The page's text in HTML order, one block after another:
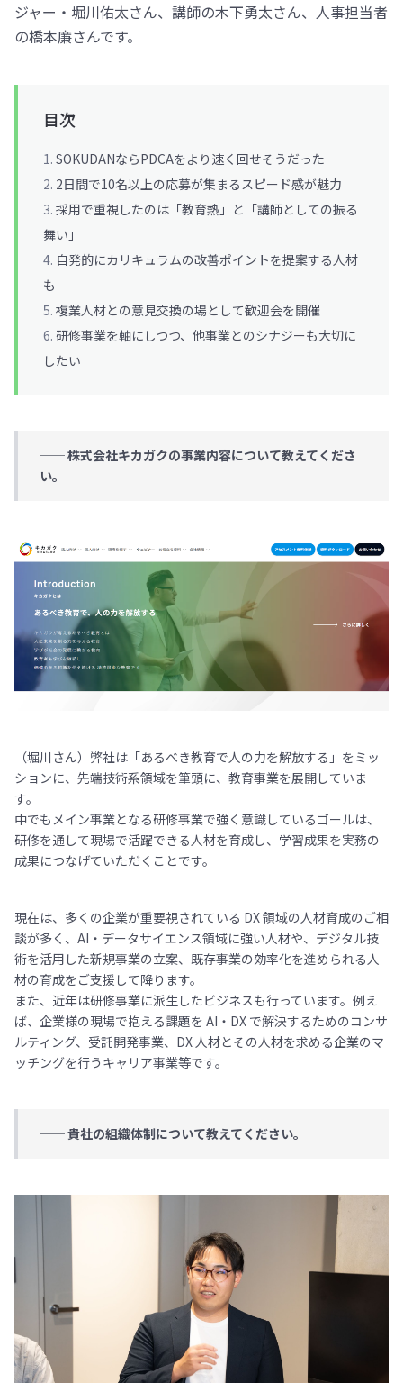
ジャー・堀川佑太さん、講師の木下勇太さん、人事担当者
の橋本廉さんです。
目次
SOKUDANならPDCAをより速く回せそうだった
2日間で10名以上の応募が集まるスピード感が魅力
採用で重視したのは「教育熱」と「講師としての振る
舞い」
自発的にカリキュラムの改善ポイントを提案する人材
も
複業人材との意見交換の場として歓迎会を開催
研修事業を軸にしつつ、他事業とのシナジーも大切に
したい
── 株式会社キカガクの事業内容について教えてくださ
い。
（堀川さん）弊社は「あるべき教育で人の力を解放する」をミッ
ションに、先端技術系領域を筆頭に、教育事業を展開していま
す。
中でもメイン事業となる研修事業で強く意識しているゴールは、
研修を通して現場で活躍できる人材を育成し、学習成果を実務の
成果につなげていただくことです。
現在は、多くの企業が重要視されている DX 領域の人材育成のご相
談が多く、AI・データサイエンス領域に強い人材や、デジタル技
術を活用した新規事業の立案、既存事業の効率化を進められる人
材の育成をご支援して降ります。
また、近年は研修事業に派生したビジネスも行っています。例え
ば、企業様の現場で抱える課題を AI・DX で解決するためのコンサ
ルティング、受託開発事業、DX 人材とその人材を求める企業のマ
ッチングを行うキャリア事業等です。
── 貴社の組織体制について教えてください。